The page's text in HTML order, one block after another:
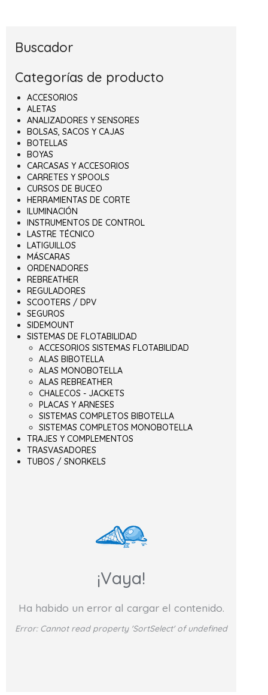
Buscador
Categorías de producto
ACCESORIOS
ALETAS
ANALIZADORES Y SENSORES
BOLSAS, SACOS Y CAJAS
BOTELLAS
BOYAS
CARCASAS Y ACCESORIOS
CARRETES Y SPOOLS
CURSOS DE BUCEO
HERRAMIENTAS DE CORTE
ILUMINACIÓN
INSTRUMENTOS DE CONTROL
LASTRE TÉCNICO
LATIGUILLOS
MÁSCARAS
ORDENADORES
REBREATHER
REGULADORES
SCOOTERS / DPV
SEGUROS
SIDEMOUNT
SISTEMAS DE FLOTABILIDAD
ACCESORIOS SISTEMAS FLOTABILIDAD
ALAS BIBOTELLA
ALAS MONOBOTELLA
ALAS REBREATHER
CHALECOS - JACKETS
PLACAS Y ARNESES
SISTEMAS COMPLETOS BIBOTELLA
SISTEMAS COMPLETOS MONOBOTELLA
TRAJES Y COMPLEMENTOS
TRASVASADORES
TUBOS / SNORKELS
¡Vaya!
Ha habido un error al cargar el contenido.
Error: Cannot read property 'SortSelect' of undefined